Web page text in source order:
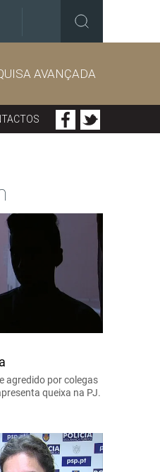
AVANÇADA
agredido por colegas
queixa na PJ.